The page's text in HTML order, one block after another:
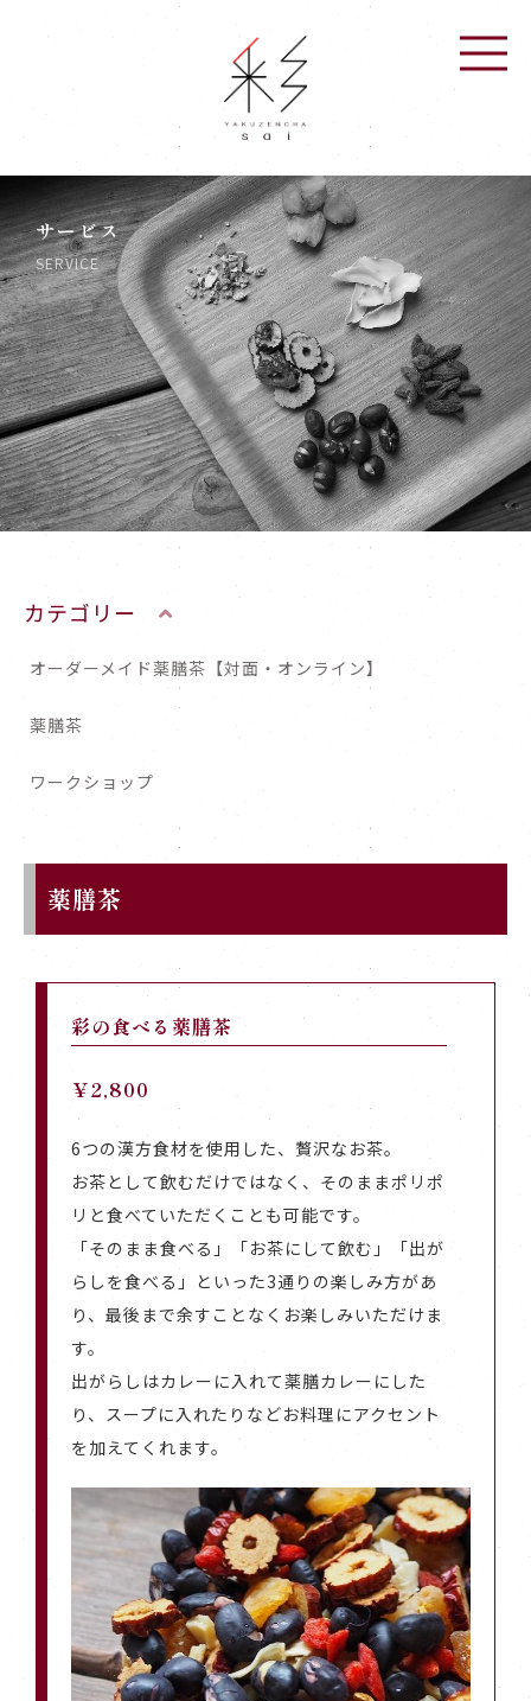
サービス
SERVICE
カテゴリー
オーダーメイド薬膳茶【対面・オンライン】
薬膳茶
ワークショップ
薬膳茶
彩の食べる薬膳茶
￥2,800
6つの漢方食材を使用した、贅沢なお茶。
お茶として飲むだけではなく、そのままポリポ
リと食べていただくことも可能です。
「そのまま食べる」「お茶にして飲む」「出が
らしを食べる」といった3通りの楽しみ方があ
り、最後まで余すことなくお楽しみいただけま
す。
出がらしはカレーに入れて薬膳カレーにした
り、スープに入れたりなどお料理にアクセント
を加えてくれます。